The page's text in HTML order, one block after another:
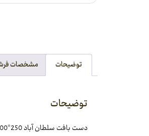
توضیحات مشخصات
توضیحات
دست بافت سلطان آباد 250*300 مستطيل افشان امريکايي 30 پشم دست ريس مشکي مشکي 33 Kg